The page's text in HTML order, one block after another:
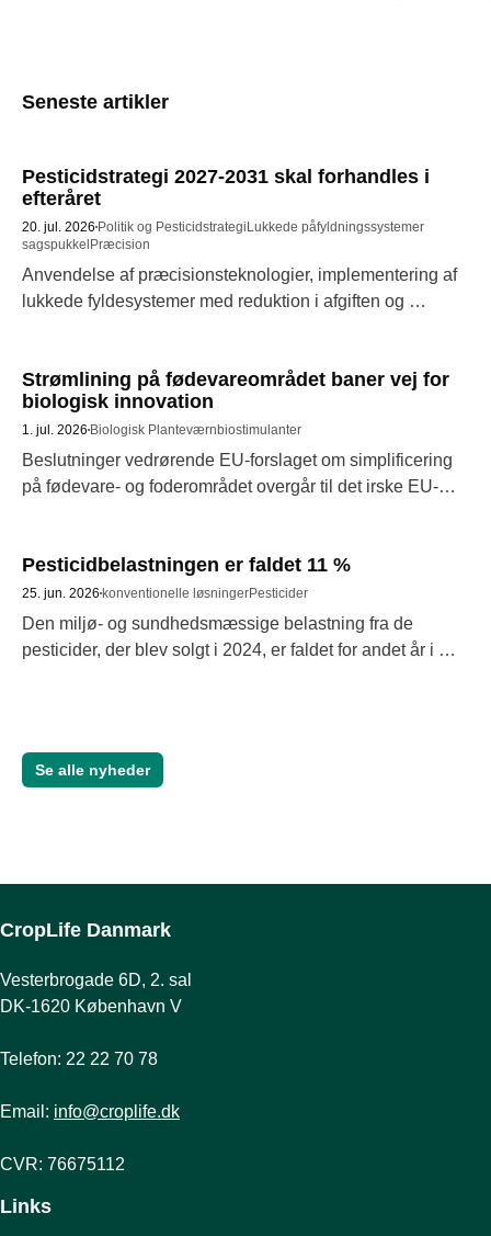
Seneste artikler
Pesticidstrategi 2027-2031 skal forhandles i
efteråret
20. jul. 2026 Politik og Pesticidstrategi Lukkede påfyldningssystemer
sagspukkel Præcision
Anvendelse af præcisionsteknologier, implementering af
lukkede fyldesystemer med reduktion i afgiften og
forhandlinger
Strømlining på fødevareområdet baner vej for
biologisk innovation
1. jul. 2026 Biologisk Planteværnbiostimulanter
Beslutninger vedrørende EU-forslaget om simplificering
på fødevare- og foderområdet overgår til det irske EU-
Pesticidbelastningen er faldet 11 %
25. jun. 2026 konventionelle løsningerPesticider
Den miljø- og sundhedsmæssige belastning fra de
pesticider, der blev solgt i 2024, er faldet for andet år i
Se alle nyheder
CropLife Danmark
Vesterbrogade 6D, 2. sal
DK-1620 København V
Telefon: 22 22 70 78
Email: info@croplife.dk
CVR: 76675112
Links